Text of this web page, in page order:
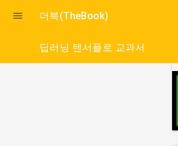
 더북(TheBook)
딥러닝 텐서플로 교과서